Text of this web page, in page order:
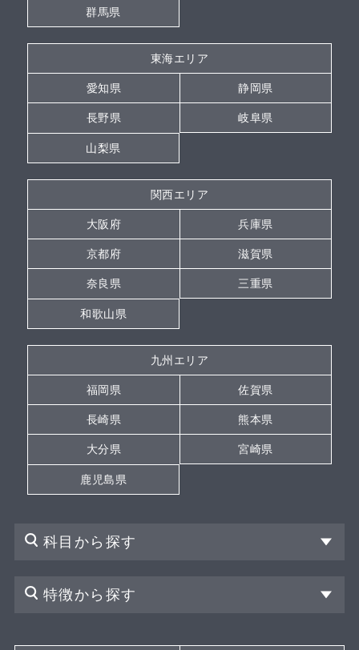
群馬県
東海エリア
愛知県 静岡県
長野県 岐阜県
山梨県
関西エリア
大阪府 兵庫県
京都府 滋賀県
奈良県 三重県
和歌山県
九州エリア
福岡県 佐賀県
長崎県 熊本県
大分県 宮崎県
鹿児島県
科目から探す
特徴から探す